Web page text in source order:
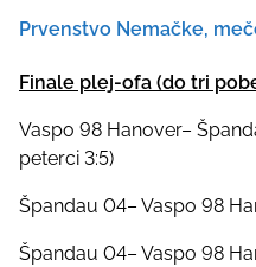
Prvenstvo Nemačke,
Finale plej-ofa (do tri
Vaspo 98 Hanover–
peterci 3:5)
Špandau 04– Vaspo 98
Špandau 04– Vaspo 98